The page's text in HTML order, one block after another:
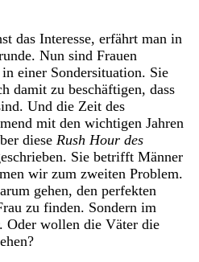
das Interesse, erfährt man in
Nun sind Frauen
einer Sondersituation. Sie
damit zu beschäftigen, dass
Und die Zeit des
mit den wichtigen Jahren
diese Rush Hour des
Sie betrifft Männer
wir zum zweiten Problem.
gehen, den perfekten
zu finden. Sondern im
Oder wollen die Väter die